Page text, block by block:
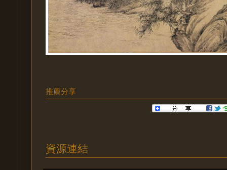
推薦分享
資源連結